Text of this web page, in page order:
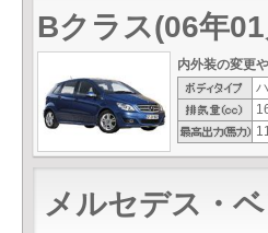
Bクラス(06年
内外装の変更
メルセデス・